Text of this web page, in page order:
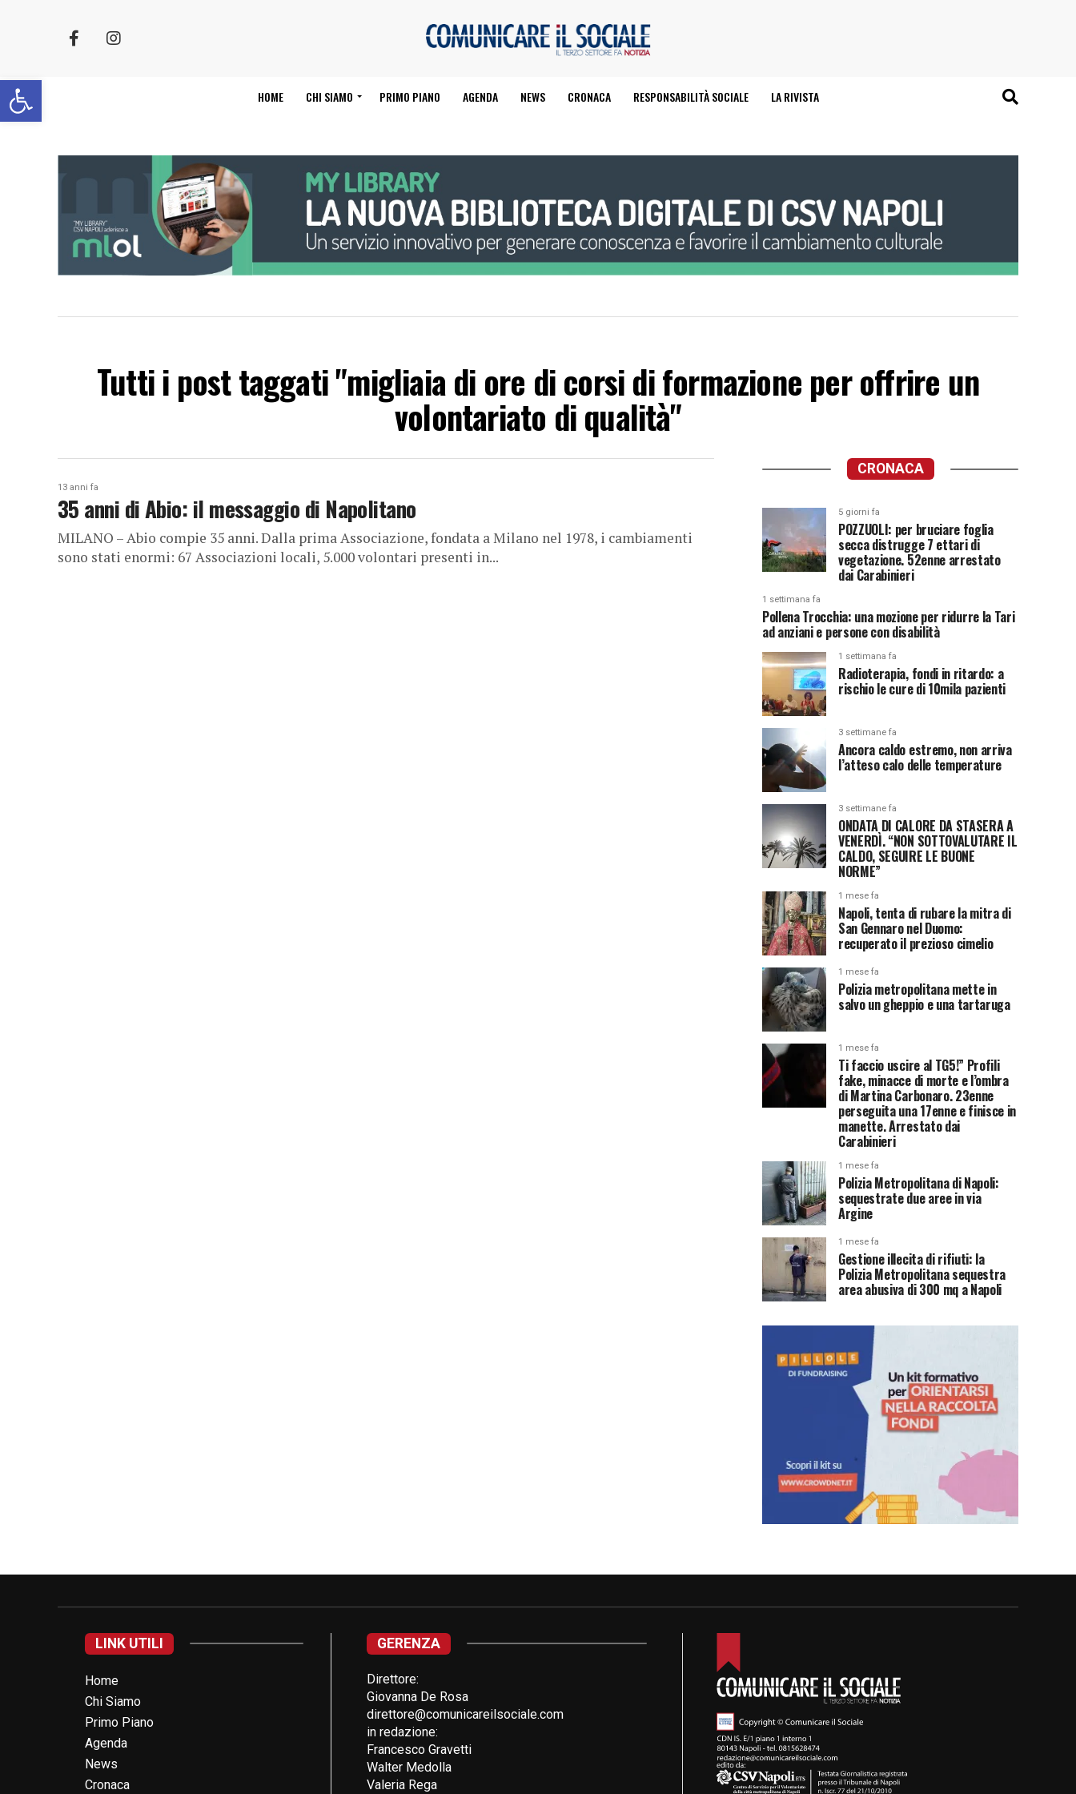
Apri la barra degli strumenti HOME CHI SIAMO PRIMO PIANO AGENDA NEWS CRONACA RESPONSABILITÀ SOCIALE LA RIVISTA
Tutti i post taggati "migliaia di ore di corsi di formazione per offrire un
volontariato di qualità"
13 anni fa
35 anni di Abio: il messaggio di Napolitano
MILANO – Abio compie 35 anni. Dalla prima Associazione, fondata a Milano nel 1978, i cambiamenti
sono stati enormi: 67 Associazioni locali, 5.000 volontari presenti in...
CRONACA
5 giorni fa
POZZUOLI: per bruciare foglia
secca distrugge 7 ettari di
vegetazione. 52enne arrestato
dai Carabinieri
1 settimana fa
Pollena Trocchia: una mozione per ridurre la Tari
ad anziani e persone con disabilità
1 settimana fa
Radioterapia, fondi in ritardo: a
rischio le cure di 10mila pazienti
3 settimane fa
Ancora caldo estremo, non arriva
l’atteso calo delle temperature
3 settimane fa
ONDATA DI CALORE DA STASERA A
VENERDÌ. “NON SOTTOVALUTARE IL
CALDO, SEGUIRE LE BUONE
NORME”
1 mese fa
Napoli, tenta di rubare la mitra di
San Gennaro nel Duomo:
recuperato il prezioso cimelio
1 mese fa
Polizia metropolitana mette in
salvo un gheppio e una tartaruga
1 mese fa
Ti faccio uscire al TG5!” Profili
fake, minacce di morte e l’ombra
di Martina Carbonaro. 23enne
perseguita una 17enne e finisce in
manette. Arrestato dai
Carabinieri
1 mese fa
Polizia Metropolitana di Napoli:
sequestrate due aree in via
Argine
1 mese fa
Gestione illecita di rifiuti: la
Polizia Metropolitana sequestra
area abusiva di 300 mq a Napoli
LINK UTILI
Home
Chi Siamo
Primo Piano
Agenda
News
Cronaca
GERENZA
Direttore:
Giovanna De Rosa
direttore@comunicareilsociale.com
in redazione:
Francesco Gravetti
Walter Medolla
Valeria Rega